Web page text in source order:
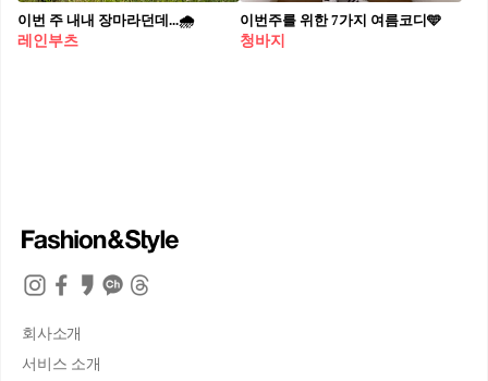
이번 주 내내 장마라던데...🌧️
레인부츠
이번주를 위한 7가지 여름코디🩵
청바지
회사소개
서비스 소개